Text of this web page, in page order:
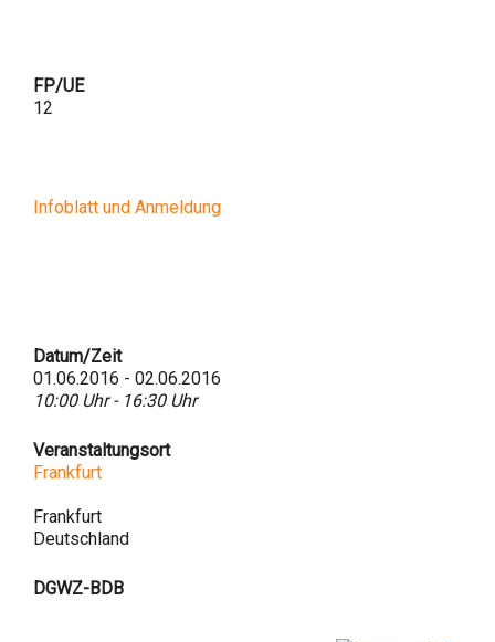
FP/UE
12
Infoblatt und Anmeldung
Datum/Zeit
01.06.2016 - 02.06.2016
10:00 Uhr - 16:30 Uhr
Veranstaltungsort
Frankfurt
Frankfurt
Deutschland
DGWZ-BDB